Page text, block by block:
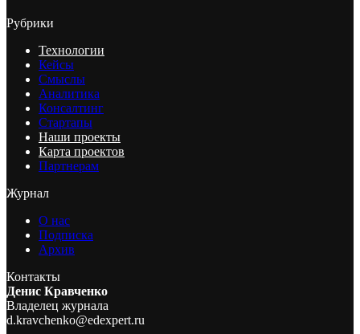
Рубрики
Технологии
Кейсы
Смыслы
Аналитика
Консалтинг
Стартапы
Наши проекты
Карта проектов
Партнерам
Журнал
О нас
Подписка
Архив
Контакты
Денис Кравченко
Владелец журнала
d.kravchenko@edexpert.ru